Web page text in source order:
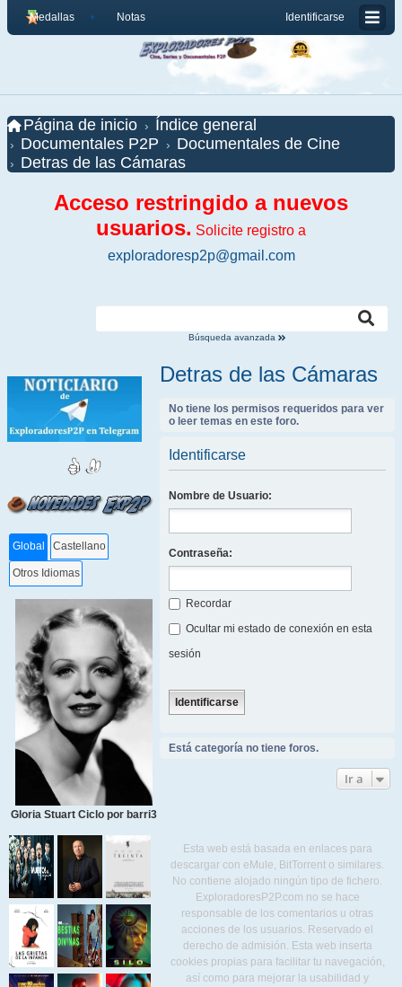
Identificarse
Medallas Notas
Página de inicio
Índice general
Documentales P2P
Documentales de Cine
Detras de las Cámaras
Acceso restringido a nuevos
usuarios. Solicite registro a
exploradoresp2p@gmail.com
Búsqueda avanzada
Global Castellano
Otros Idiomas
Gloria Stuart Ciclo por barri3
Detras de las Cámaras
No tiene los permisos requeridos para ver
o leer temas en este foro.
Identificarse
Nombre de Usuario:
Contraseña:
Recordar
Ocultar mi estado de conexión en esta
sesión
Está categoría no tiene foros.
Ir a
Esta web está basada en enlaces para
descargar con eMule, BitTorrent o similares.
No contiene alojado ningún tipo de fichero.
ExploradoresP2P.com no se hace
responsable de los comentarios u otras
acciones de los usuarios. Reservado el
derecho de admisión. Esta web inserta
cookies propias para facilitar tu navegación,
así como para mejorar la usabilidad y